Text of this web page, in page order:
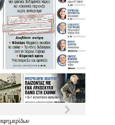
εφημερίδων